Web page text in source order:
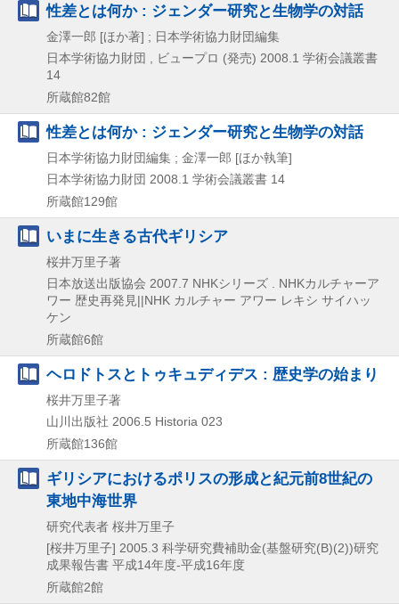
性差とは何か : ジェンダー研究と生物学の対話
金澤一郎 [ほか著] ; 日本学術協力財団編集
日本学術協力財団 , ビュープロ (発売) 2008.1 学術会議叢書
14
所蔵館82館
性差とは何か : ジェンダー研究と生物学の対話
日本学術協力財団編集 ; 金澤一郎 [ほか執筆]
日本学術協力財団 2008.1 学術会議叢書 14
所蔵館129館
いまに生きる古代ギリシア
桜井万里子著
日本放送出版協会 2007.7 NHKシリーズ . NHKカルチャーア
ワー 歴史再発見||NHK カルチャー アワー レキシ サイハッ
ケン
所蔵館6館
ヘロドトスとトゥキュディデス : 歴史学の始まり
桜井万里子著
山川出版社 2006.5 Historia 023
所蔵館136館
ギリシアにおけるポリスの形成と紀元前8世紀の
東地中海世界
研究代表者 桜井万里子
[桜井万里子] 2005.3 科学研究費補助金(基盤研究(B)(2))研究
成果報告書 平成14年度-平成16年度
所蔵館2館